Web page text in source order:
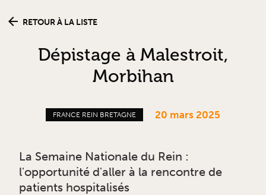
RETOUR À LA LISTE
Dépistage à Malestroit,
Morbihan
FRANCE REIN BRETAGNE 20 mars 2025
La Semaine Nationale du Rein :
l'opportunité d'aller à la rencontre de
patients hospitalisés